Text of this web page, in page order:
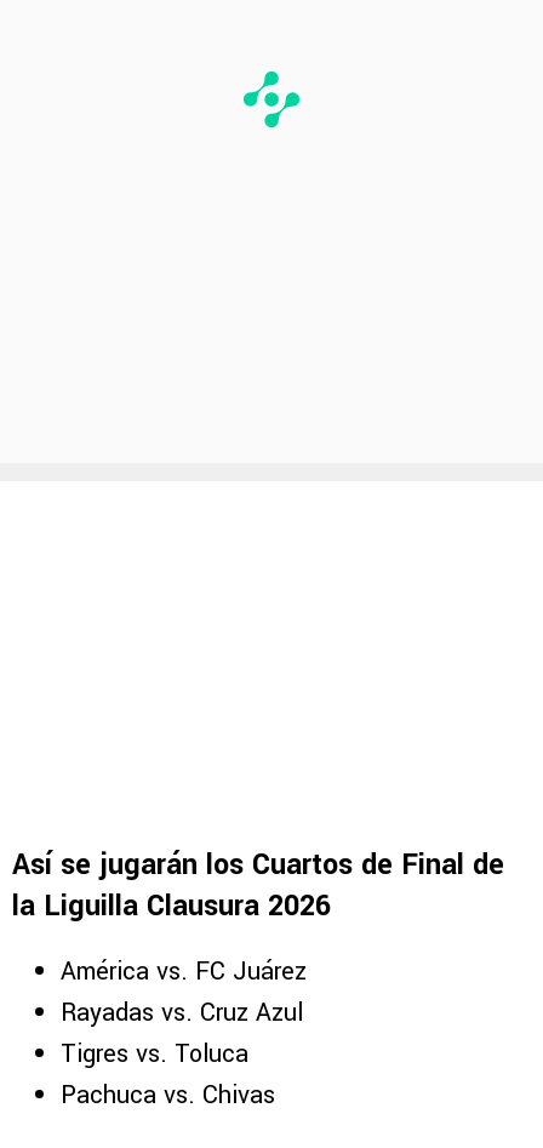
Así se jugarán los Cuartos de Final de
la Liguilla Clausura 2026
América vs. FC Juárez
Rayadas vs. Cruz Azul
Tigres vs. Toluca
Pachuca vs. Chivas